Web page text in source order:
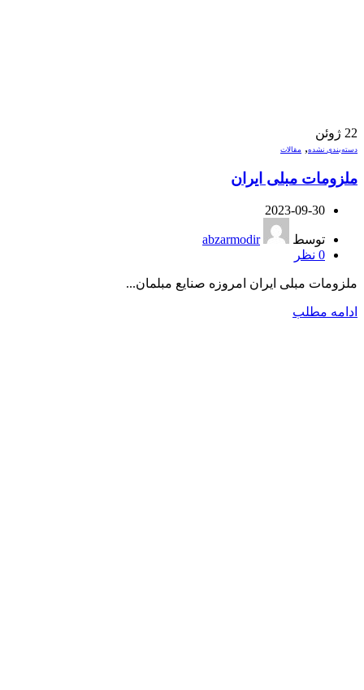
22 ژوئن
دسته‌بندی نشده, مقالات
ملزومات مبلی ایران
2023-09-30
توسط
abzarmodir
0 نظر
ملزومات مبلی ایران امروزه صنایع مبلمان...
ادامه مطلب